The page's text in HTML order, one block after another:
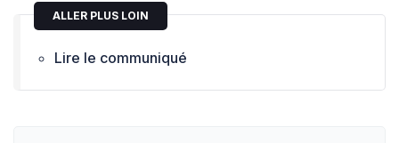
ALLER PLUS LOIN
Lire le communiqué